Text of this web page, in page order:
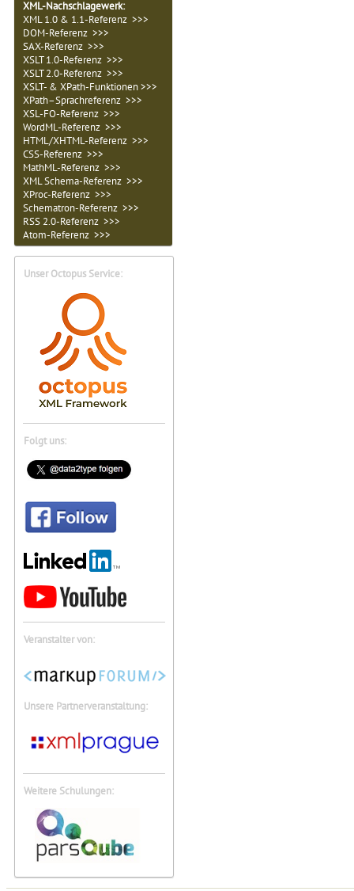
XML-Nachschlagewerk:
XML 1.0 & 1.1-Referenz >>>
DOM-Referenz >>>
SAX-Referenz >>>
XSLT 1.0-Referenz >>>
XSLT 2.0-Referenz >>>
XSLT- & XPath-Funktionen >>>
XPath–Sprachreferenz >>>
XSL-FO-Referenz >>>
WordML-Referenz >>>
HTML/XHTML-Referenz >>>
CSS-Referenz >>>
MathML-Referenz >>>
XML Schema-Referenz >>>
XProc-Referenz >>>
Schematron-Referenz >>>
RSS 2.0-Referenz >>>
Atom-Referenz >>>
Unser Octopus Service:
Folgt uns:
Veranstalter von:
Unsere Partnerveranstaltung:
Weitere Schulungen: